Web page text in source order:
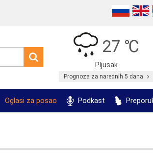
27 ℃
Pljusak
Prognoza za narednih 5 dana
Oglasi za posao Podkast